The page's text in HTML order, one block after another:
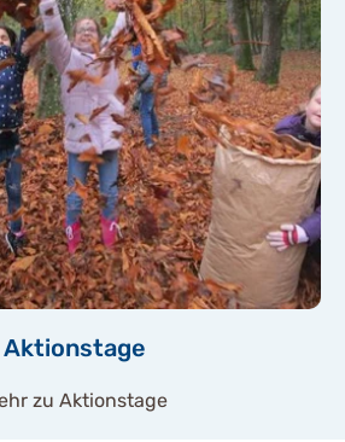
Aktionstage
zu Aktionstage